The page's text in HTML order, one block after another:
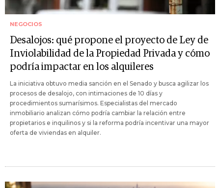
NEGOCIOS
Desalojos: qué propone el proyecto de Ley de
Inviolabilidad de la Propiedad Privada y cómo
podría impactar en los alquileres
La iniciativa obtuvo media sanción en el Senado y busca agilizar los
procesos de desalojo, con intimaciones de 10 días y
procedimientos sumarísimos. Especialistas del mercado
inmobiliario analizan cómo podría cambiar la relación entre
propietarios e inquilinos y si la reforma podría incentivar una mayor
oferta de viviendas en alquiler.